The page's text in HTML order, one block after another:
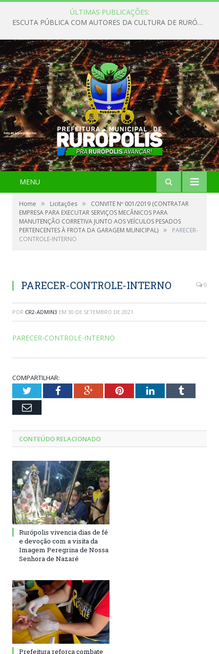
ÚLTIMAS PUBLICAÇÕES:
ESCUTA PÚBLICA COM AUTORES DA CULTURA DE RURÓPOLIS
MENU
Home » Licitações »
CONVITE Nº 001/2019 (CONTRATAR
EMPRESA PARA EXECUTAR SERVIÇOS MECÂNICOS PARA
MANUTENÇÃO CORRETIVA JUNTO AOS VEÍCULOS PESADOS
PERTENCENTES À FROTA DA GARAGEM MUNICIPAL) »
PARECER-
CONTROLE-INTERNO
PARECER-CONTROLE-INTERNO 0
POR CR2-ADMIN3 EM 30 DE SETEMBRO DE 2021
PARECER-CONTROLE-INTERNO
COMPARTILHAR:
TwitterFacebookGoogle+PinterestLinkedInTumblr
Email
CONTEÚDO RELACIONADO
Rurópolis vivencia dias de fé
e devoção com a visita da
Imagem Peregrina de Nossa
Senhora de Nazaré
Prefeitura reforça combate